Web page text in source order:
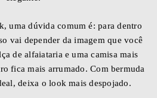
uma dúvida comum é: para dentro
vai depender da imagem que você
de alfaiataria e uma camisa mais
fica mais arrumado. Com bermuda
deixa o look mais despojado.